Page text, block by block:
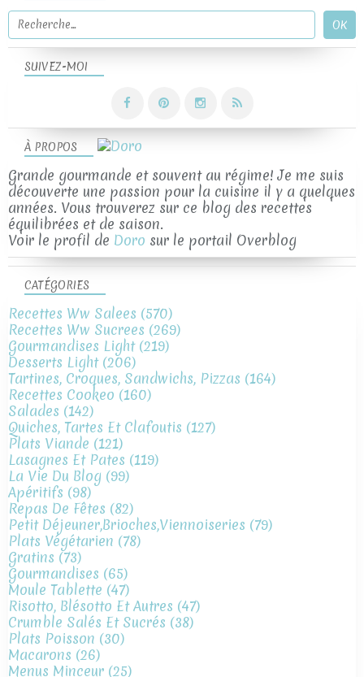
SUIVEZ-MOI
À PROPOS
Grande gourmande et souvent au régime! Je me suis
découverte une passion pour la cuisine il y a quelques
années. Vous trouverez sur ce blog des recettes
équilibrées et de saison.
Voir le profil de Doro sur le portail Overblog
CATÉGORIES
Recettes Ww Salees (570)
Recettes Ww Sucrees (269)
Gourmandises Light(219)
Desserts Light(206)
Tartines, Croques, Sandwichs, Pizzas (164)
Recettes Cookeo (160)
Salades (142)
Quiches, Tartes Et Clafoutis (127)
Plats Viande (121)
Lasagnes Et Pates (119)
La Vie Du Blog (99)
Apéritifs (98)
Repas De Fêtes (82)
Petit Déjeuner,brioches,viennoiseries (79)
Plats Végétarien (78)
Gratins (73)
Gourmandises (65)
Moule Tablette (47)
Risotto, Blésotto Et Autres (47)
Crumble Salés Et Sucrés (38)
Plats Poisson (30)
Macarons (26)
Menus Minceur (25)